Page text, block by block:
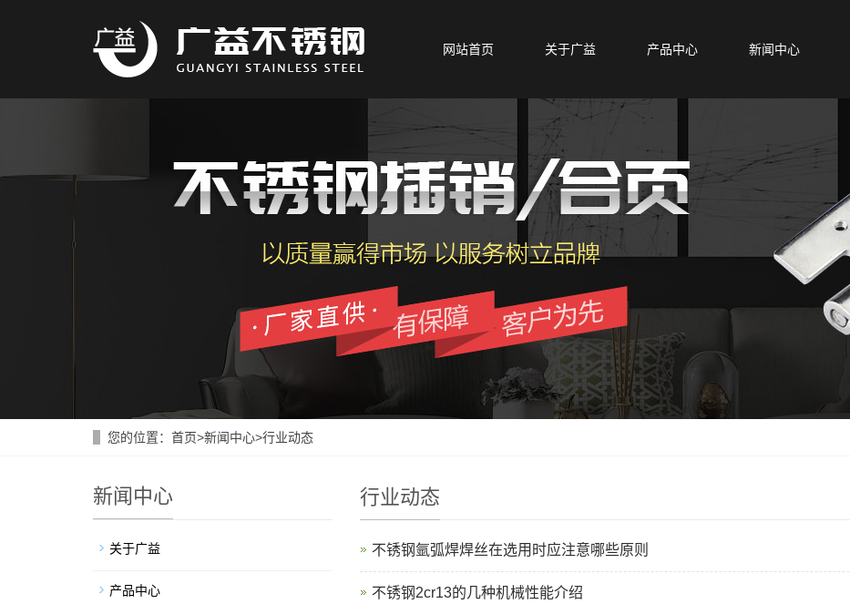
网站首页 关于广益 产品中心 新闻中心
您的位置： 首页>新闻中心>行业动态
行业动态
不锈钢氩弧焊焊丝在选用时应注意哪些原则
不锈钢2cr13的几种机械性能介绍
新闻中心
关于广益
产品中心